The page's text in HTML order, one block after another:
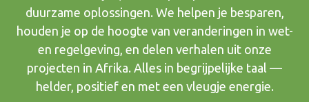
duurzame oplossingen. We helpen je besparen,
houden je op de hoogte van veranderingen in wet-
en regelgeving, en delen verhalen uit onze
projecten in Afrika. Alles in begrijpelijke taal —
helder, positief en met een vleugje energie.